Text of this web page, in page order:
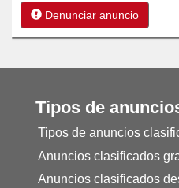
Denunciar anuncio
Tipos de
Tipos de anuncios
Anuncios clasificados
Anuncios clasificados